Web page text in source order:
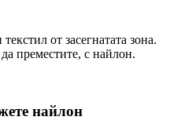
от засегнатата зона.
преместите, с найлон.
найлон